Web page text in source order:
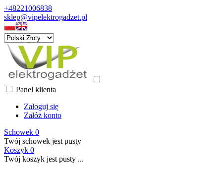
+48221006838
sklep@vipelektrogadzet.pl
Panel klienta
Zaloguj się
Załóż konto
Schowek 0
Twój schowek jest pusty
Koszyk 0
Twój koszyk jest pusty ...